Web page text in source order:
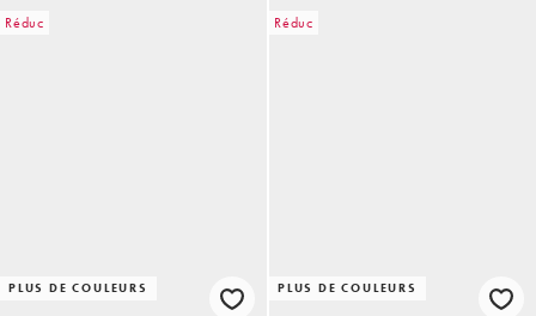
Réduc
PLUS DE COULEURS
Réduc
PLUS DE COULEURS